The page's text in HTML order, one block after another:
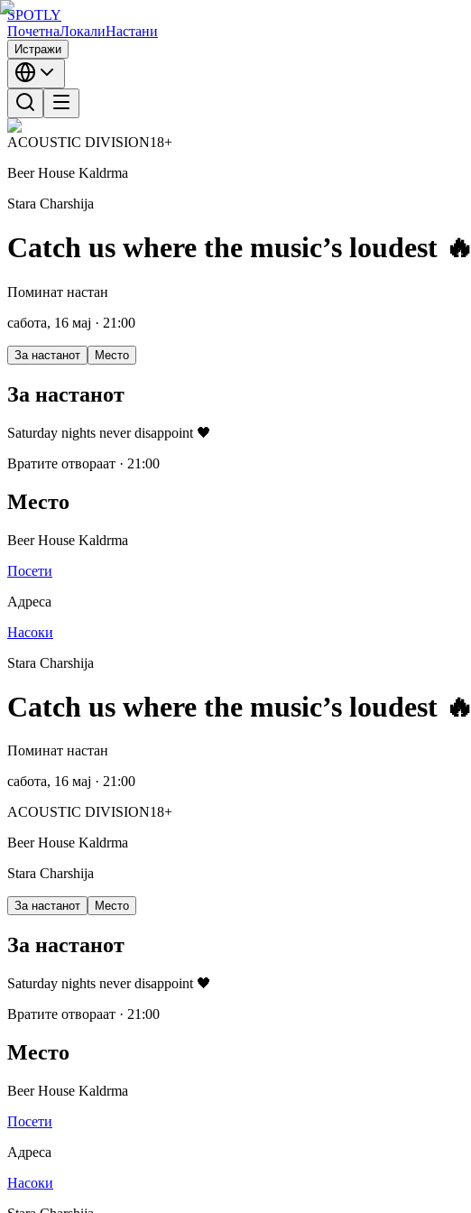
SPOTLY
ПочетнаЛокалиНастани
Истражи
ACOUSTIC DIVISION18+
Beer House Kaldrma
Stara Charshija
Catch us where the music’s loudest 🔥
Поминат настан
сабота, 16 мај · 21:00
За настанот Место
За настанот
Saturday nights never disappoint 🖤
Вратите отвораат · 21:00
Место
Beer House Kaldrma
Посети
Адреса
Насоки
Stara Charshija
Catch us where the music’s loudest 🔥
Поминат настан
сабота, 16 мај · 21:00
ACOUSTIC DIVISION18+
Beer House Kaldrma
Stara Charshija
За настанот Место
За настанот
Saturday nights never disappoint 🖤
Вратите отвораат · 21:00
Место
Beer House Kaldrma
Посети
Адреса
Насоки